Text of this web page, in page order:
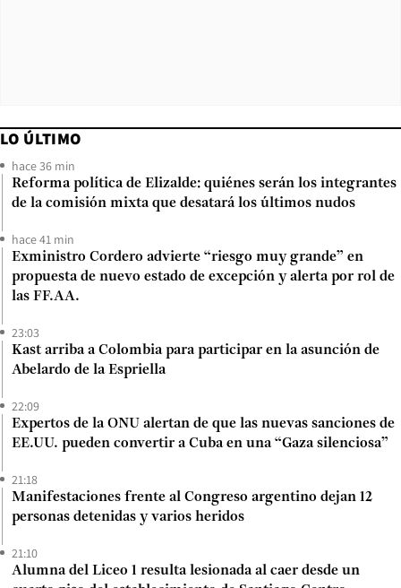
LO ÚLTIMO
hace 36 min
Reforma política de Elizalde: quiénes serán los integrantes
de la comisión mixta que desatará los últimos nudos
hace 41 min
Exministro Cordero advierte “riesgo muy grande” en
propuesta de nuevo estado de excepción y alerta por rol de
las FF.AA.
23:03
Kast arriba a Colombia para participar en la asunción de
Abelardo de la Espriella
22:09
Expertos de la ONU alertan de que las nuevas sanciones de
EE.UU. pueden convertir a Cuba en una “Gaza silenciosa”
21:18
Manifestaciones frente al Congreso argentino dejan 12
personas detenidas y varios heridos
21:10
Alumna del Liceo 1 resulta lesionada al caer desde un